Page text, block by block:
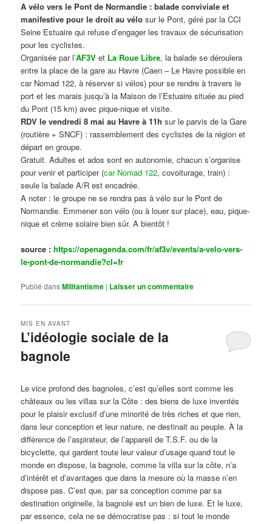
A vélo vers le Pont de Normandie : balade conviviale et
manifestive pour le droit au vélo sur le Pont, géré par la CCI
Seine Estuaire qui refuse d’engager les travaux de sécurisation
pour les cyclistes.
Organisée par l’AF3V et La Roue Libre, la balade se déroulera
entre la place de la gare au Havre (Caen – Le Havre possible en
car Nomad 122, à réserver si vélos) pour se rendre à travers le
port et les marais jusqu’à la Maison de l’Estuaire située au pied
du Pont (15 km) avec pique-nique et visite.
RDV le vendredi 8 mai au Havre à 11h sur le parvis de la Gare
(routière + SNCF) : rassemblement des cyclistes de la région et
départ en groupe.
Gratuit. Adultes et ados sont en autonomie, chacun s’organise
pour venir et participer (car Nomad 122, covoiturage, train) :
seule la balade A/R est encadrée.
A noter : le groupe ne se rendra pas à vélo sur le Pont de
Normandie. Emmener son vélo (ou à louer sur place), eau, pique-
nique et crème solaire bien sûr. A bientôt !
source :https://openagenda.com/fr/af3v/events/a-velo-vers-
le-pont-de-normandie?cl=fr
Publié dansMilitantisme | Laisser un commentaire
L’idéologie sociale de la
bagnole
MIS EN AVANT
Le vice profond des bagnoles, c’est qu’elles sont comme les
châteaux ou les villas sur la Côte : des biens de luxe inventés
pour le plaisir exclusif d’une minorité de très riches et que rien,
dans leur conception et leur nature, ne destinait au peuple. À la
différence de l’aspirateur, de l’appareil de T.S.F. ou de la
bicyclette, qui gardent toute leur valeur d’usage quand tout le
monde en dispose, la bagnole, comme la villa sur la côte, n’a
d’intérêt et d’avantages que dans la mesure où la masse n’en
dispose pas. C’est que, par sa conception comme par sa
destination originelle, la bagnole est un bien de luxe. Et le luxe,
par essence, cela ne se démocratise pas : si tout le monde